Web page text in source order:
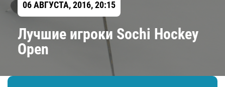
06 АВГУСТА, 2016, 20:15
Лучшие игроки Sochi Hockey
Open